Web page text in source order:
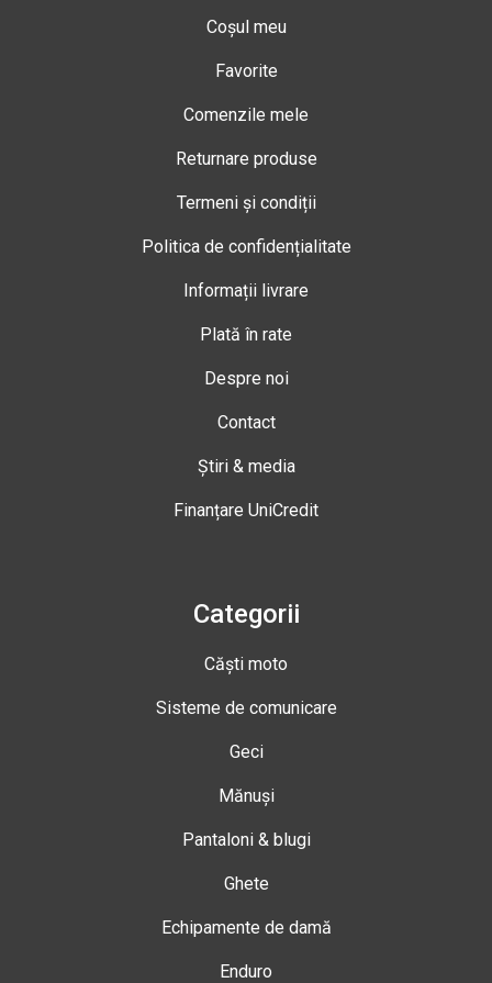
Coșul meu
Favorite
Comenzile mele
Returnare produse
Termeni și condiții
Politica de confidențialitate
Informații livrare
Plată în rate
Despre noi
Contact
Știri & media
Finanțare UniCredit
Categorii
Căști moto
Sisteme de comunicare
Geci
Mănuși
Pantaloni & blugi
Ghete
Echipamente de damă
Enduro